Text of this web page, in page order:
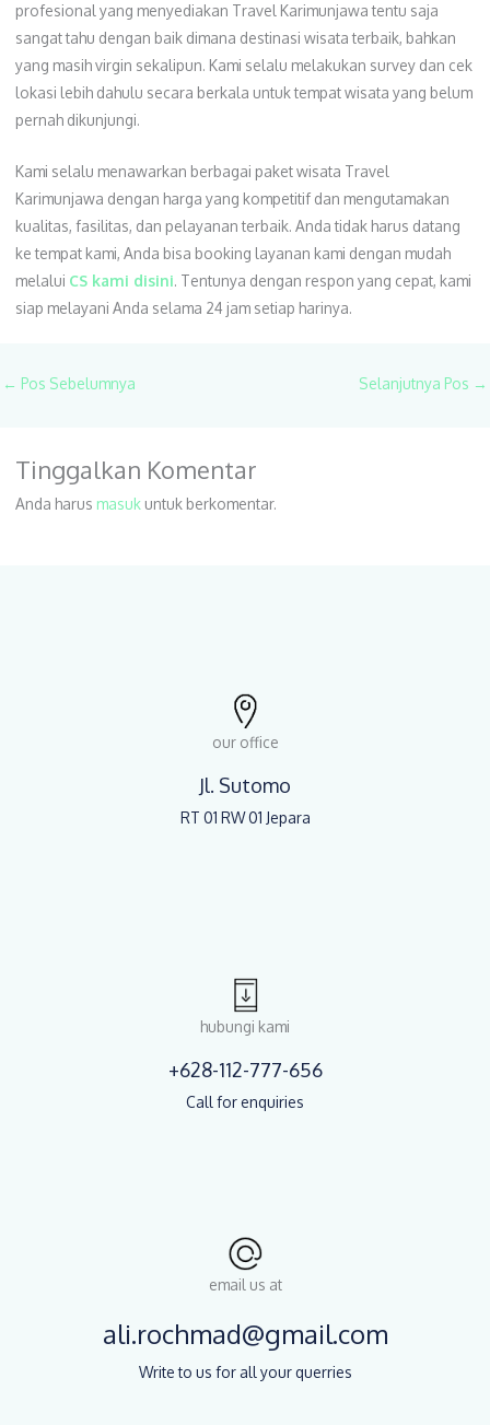
profesional yang menyediakan Travel Karimunjawa tentu saja
sangat tahu dengan baik dimana destinasi wisata terbaik, bahkan
yang masih virgin sekalipun. Kami selalu melakukan survey dan cek
lokasi lebih dahulu secara berkala untuk tempat wisata yang belum
pernah dikunjungi.
Kami selalu menawarkan berbagai paket wisata Travel
Karimunjawa dengan harga yang kompetitif dan mengutamakan
kualitas, fasilitas, dan pelayanan terbaik. Anda tidak harus datang
ke tempat kami, Anda bisa booking layanan kami dengan mudah
melalui CS kami disini. Tentunya dengan respon yang cepat, kami
siap melayani Anda selama 24 jam setiap harinya.
← Pos Sebelumnya Selanjutnya Pos →
Tinggalkan Komentar
Anda harus masukuntuk berkomentar.
our office
Jl. Sutomo
RT 01 RW 01 Jepara
hubungi kami
+628-112-777-656
Call for enquiries
email us at
ali.rochmad@gmail.com
Write to us for all your querries